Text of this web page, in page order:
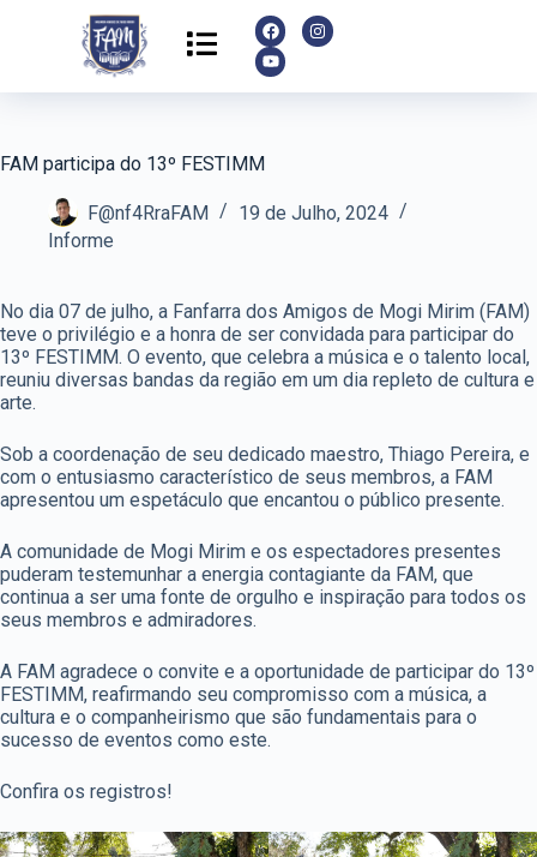
FAM participa do 13º FESTIMM
F@nf4RraFAM
19 de Julho, 2024
Informe
No dia 07 de julho, a Fanfarra dos Amigos de Mogi Mirim (FAM)
teve o privilégio e a honra de ser convidada para participar do
13º FESTIMM. O evento, que celebra a música e o talento local,
reuniu diversas bandas da região em um dia repleto de cultura e
arte.
Sob a coordenação de seu dedicado maestro, Thiago Pereira, e
com o entusiasmo característico de seus membros, a FAM
apresentou um espetáculo que encantou o público presente.
A comunidade de Mogi Mirim e os espectadores presentes
puderam testemunhar a energia contagiante da FAM, que
continua a ser uma fonte de orgulho e inspiração para todos os
seus membros e admiradores.
A FAM agradece o convite e a oportunidade de participar do 13º
FESTIMM, reafirmando seu compromisso com a música, a
cultura e o companheirismo que são fundamentais para o
sucesso de eventos como este.
Confira os registros!